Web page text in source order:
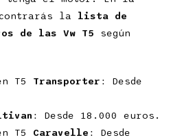
la lista de
de las Vw T5 según
T5 Transporter : Desde
: Desde 18.000 euros.
T5 Caravelle : Desde